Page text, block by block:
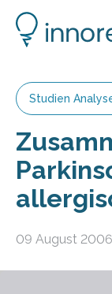
Studien
09 August 2006